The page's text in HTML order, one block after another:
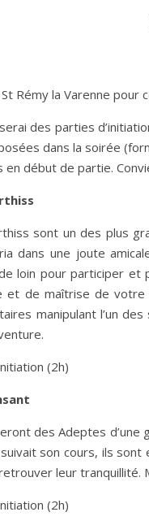
Rémy la Varenne pour
des parties
dans la soirée
début de partie.
sont un des plus
dans une joute
loin pour participer
et de maîtrise de
manipulant l’un
(2h)
des Adeptes d’une
son cours, ils
leur tranquillité.
(2h)